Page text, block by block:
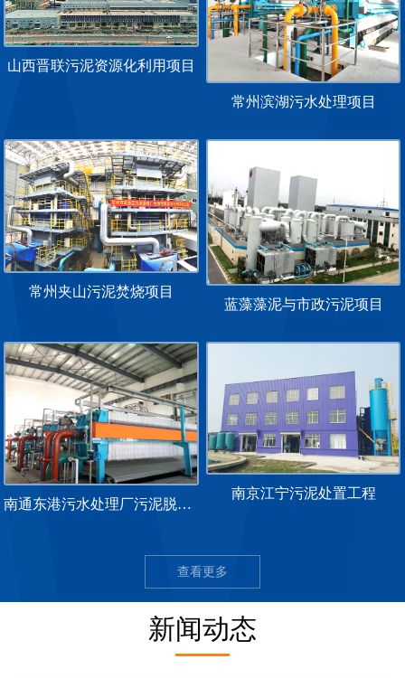
山西晋联污泥资源化利用项目
常州滨湖污水处理项目
常州夹山污泥焚烧项目
蓝藻藻泥与市政污泥项目
南通东港污水处理厂污泥脱水示范工程
南京江宁污泥处置工程
查看更多
新闻动态